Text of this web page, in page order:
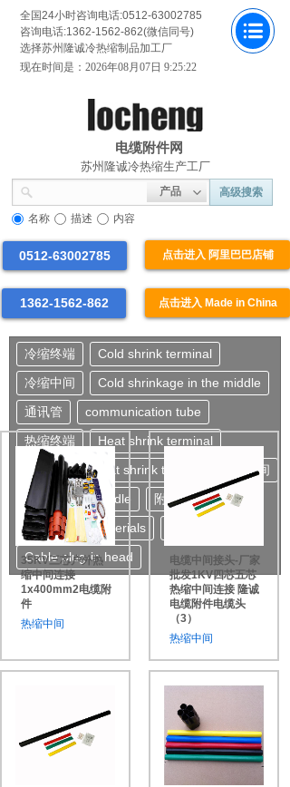
全国24小时咨询电话:0512-63002785
咨询电话:1362-1562-862(微信同号)
选择苏州隆诚冷热缩制品加工厂
现在时间是：2026年08月07日 9:25:22
电缆附件网
苏州隆诚冷热缩生产工厂
0512-63002785 点击进入 阿里巴巴店铺
1362-1562-862
产品 高级搜索
名称 描述 内容
点击进入 Made in China
冷缩终端
Cold shrink terminal
冷缩中间
Cold shrinkage in the middle
通讯管
communication tube
热缩终端
Heat shrink terminal
热 缩 管
Heat shrink tubing
热缩中间
Heat shrink middle
附件材料
Attachment materials
Cable plug-in head
35KV三芯户外热
缩中间连接
1x400mm2电缆附
件
热缩中间
电缆中间接头-厂家
批发1KV四芯五芯
热缩中间连接 隆诚
电缆附件电缆头
（3）
热缩中间